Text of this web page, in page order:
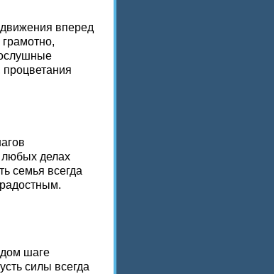
вперед
любых делах
семья всегда
шаге
силы всегда